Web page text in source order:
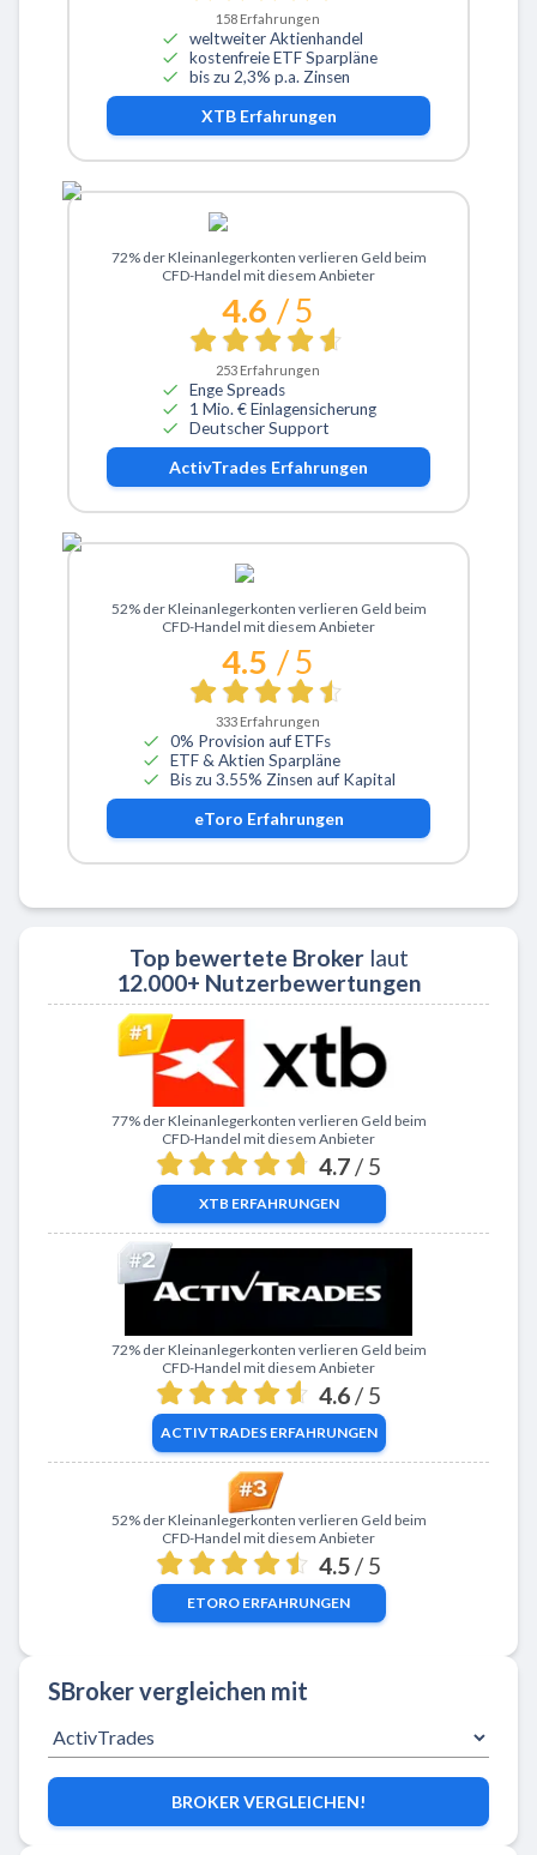
158 Erfahrungen
weltweiter Aktienhandel
kostenfreie ETF Sparpläne
bis zu 2,3% p.a. Zinsen
XTBErfahrungen
Zu ActivTrades
72% der Kleinanlegerkonten verlieren Geld beim
CFD-Handel mit diesem Anbieter
4.6 / 5
253 Erfahrungen
Enge Spreads
1 Mio. € Einlagensicherung
Deutscher Support
ActivTrades Erfahrungen
Zu eToro
52% der Kleinanlegerkonten verlieren Geld beim
CFD-Handel mit diesem Anbieter
4.5 / 5
333 Erfahrungen
0% Provision auf ETFs
ETF & Aktien Sparpläne
Bis zu 3.55% Zinsen auf Kapital
eToro Erfahrungen
Top bewertete Brokerlaut
12.000+ Nutzerbewertungen
Zu XTB
77% der Kleinanlegerkonten verlieren Geld beim
CFD-Handel mit diesem Anbieter
4.7 / 5
XTB ERFAHRUNGEN
Zu ActivTrades
72% der Kleinanlegerkonten verlieren Geld beim
CFD-Handel mit diesem Anbieter
4.6 / 5
ACTIVTRADESERFAHRUNGEN
Zu eToro
52% der Kleinanlegerkonten verlieren Geld beim
CFD-Handel mit diesem Anbieter
4.5 / 5
ETORO ERFAHRUNGEN
SBroker vergleichen mit
BROKER VERGLEICHEN!